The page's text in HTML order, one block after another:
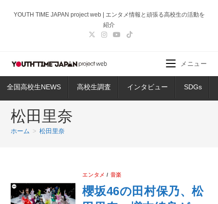
ス
ッ
YOUTH TIME JAPAN project web | エンタメ情報と頑張る高校生の活動を
紹介
全国高校生NEWS 高校生調査 インタビュー SDGs
メニュー
松田里奈
ホーム > 松田里奈
エンタメ / 音楽
櫻坂46の田村保乃、松